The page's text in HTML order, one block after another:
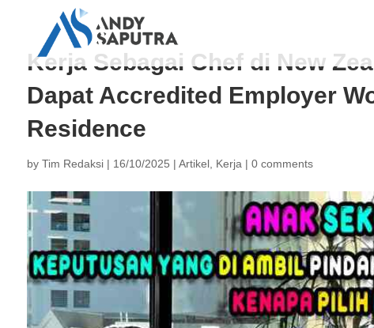
Kerja Sebagai Chef di New
Dapat Accredited Employer
Residence
by Tim Redaksi| 16/10/2025 | Artikel, Kerja | 0 comments